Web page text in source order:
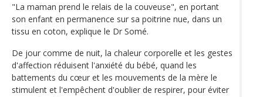
"La maman prend le relais de la couveuse", en portant
son enfant en permanence sur sa poitrine nue, dans un
tissu en coton, explique le Dr Somé.
De jour comme de nuit, la chaleur corporelle et les gestes
d'affection réduisent l'anxiété du bébé, quand les
battements du cœur et les mouvements de la mère le
stimulent et l'empêchent d'oublier de respirer, pour éviter